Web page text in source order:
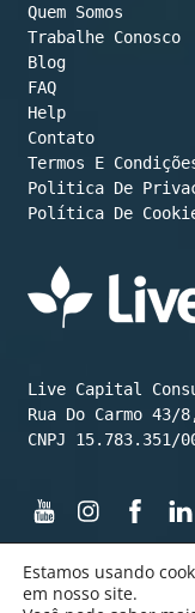
Quem Somos
Trabalhe Conosco
Blog
FAQ
Help
Contato
Termos E
Política De
Live Capital
Rua Do Carmo
CNPJ 15.783.351/
Estamos usando
em nosso site.